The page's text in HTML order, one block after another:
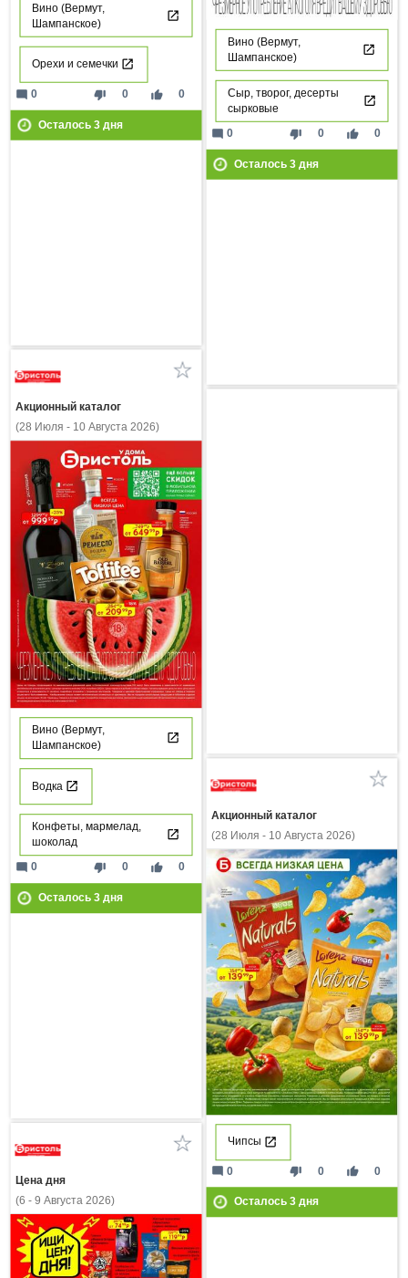
Вино (Вермут,
Шампанское)
Орехи и семечки
thumb_down 0 thumb_up 0
mode_comment 0
Осталось 3дня
Вино (Вермут,
Шампанское)
Сыр, творог, десерты
сырковые
thumb_down 0 thumb_up 0
mode_comment 0
Осталось 3дня
Акционный каталог
(28 Июля - 10 Августа 2026)
Вино (Вермут,
Шампанское)
Водка
Конфеты, мармелад,
шоколад
thumb_down 0 thumb_up 0
mode_comment 0
Осталось 3дня
Акционный каталог
(28 Июля - 10 Августа 2026)
Чипсы
thumb_down 0 thumb_up 0
mode_comment 0
Осталось 3дня
Цена дня
(6 - 9 Августа 2026)